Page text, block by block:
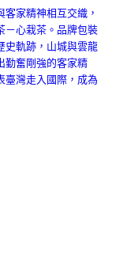
家精神相互交織，
－心栽茶。品牌包裝
史軌跡，山城與雲龍
勤奮剛強的客家精
臺灣走入國際，成為